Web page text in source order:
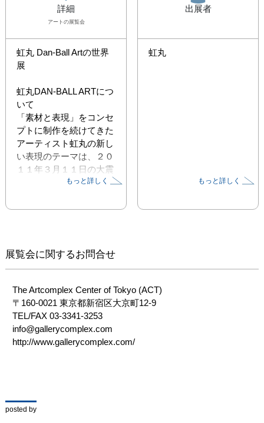
詳細
アート の展覧会
虹丸 Dan-Ball Artの世界
展
虹丸DAN-BALL ARTにつ
いて
「素材と表現」をコンセ
プトに制作を続けてきた
アーティスト虹丸の新し
い表現のテーマは、２０
１１年３月１１日の大震
災を契機に、全く新しい
ール素材をレリーフ彫刻
ールの表面をフルート状
の性質を利用して、切
千切る・潰す・引っ掻
く・穴を開ける・燃や
す・擦る・焦がす・ぶつ
ける・蝋燭を垂らす・な
どなど、人間の生活する
る、シンプルで豊かな表
情を生み出す手法を、開
もっと詳しく
出展者
虹丸
もっと詳しく
展覧会に関するお問合せ
The Artcomplex Center of Tokyo (ACT)
〒160-0021 東京都新宿区大京町12-9
TEL/FAX 03-3341-3253
info@gallerycomplex.com
http://www.gallerycomplex.com/
posted by